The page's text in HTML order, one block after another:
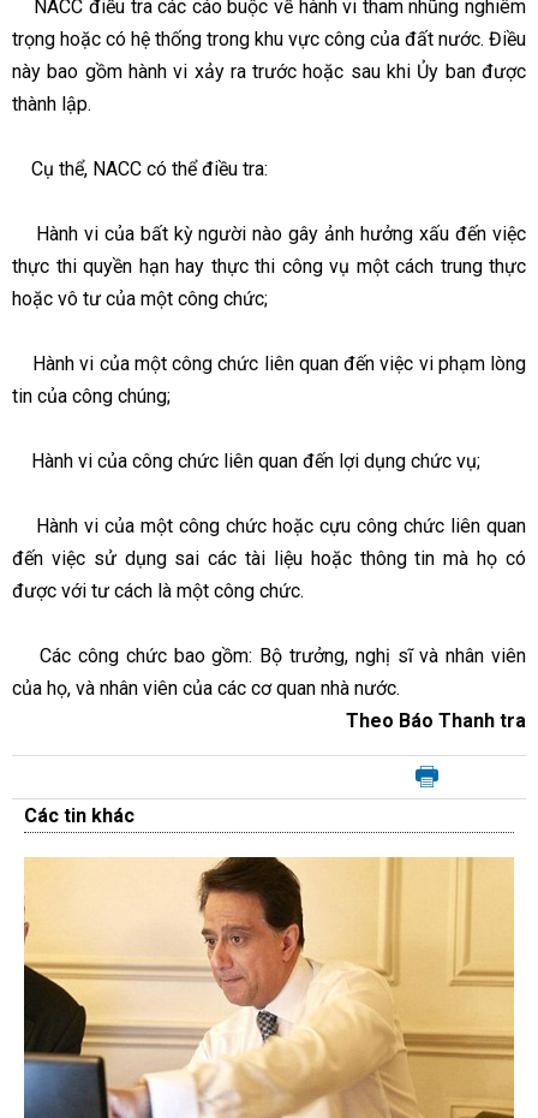
NACC điều tra các cáo buộc về hành vi tham nhũng nghiêm
trọng hoặc có hệ thống trong khu vực công của đất nước. Điều
này bao gồm hành vi xảy ra trước hoặc sau khi Ủy ban được
thành lập.
Cụ thể, NACC có thể điều tra:
Hành vi của bất kỳ người nào gây ảnh hưởng xấu đến việc
thực thi quyền hạn hay thực thi công vụ một cách trung thực
hoặc vô tư của một công chức;
Hành vi của một công chức liên quan đến việc vi phạm lòng
tin của công chúng;
Hành vi của công chức liên quan đến lợi dụng chức vụ;
Hành vi của một công chức hoặc cựu công chức liên quan
đến việc sử dụng sai các tài liệu hoặc thông tin mà họ có
được với tư cách là một công chức.
Các công chức bao gồm: Bộ trưởng, nghị sĩ và nhân viên
của họ, và nhân viên của các cơ quan nhà nước.
Theo Báo Thanh tra
Các tin khác